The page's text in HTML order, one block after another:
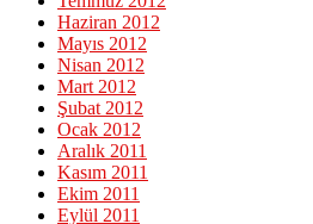
Haziran 2012
Mayıs 2012
Nisan 2012
Mart 2012
Şubat 2012
Ocak 2012
Aralık 2011
Kasım 2011
Ekim 2011
Eylül 2011